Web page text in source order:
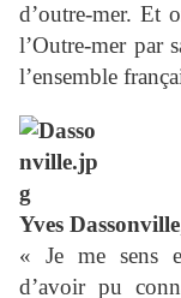
d’outre-mer. Et
l’Outre-mer par
l’ensemble
Yves Dassonville
« Je me sens
d’avoir pu